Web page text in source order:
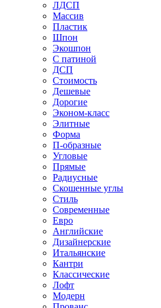
ЛДСП
Массив
Пластик
Шпон
Экошпон
С патиной
ДСП
Стоимость
Дешевые
Дорогие
Эконом-класс
Элитные
Форма
П-образные
Угловые
Прямые
Радиусные
Скошенные углы
Стиль
Современные
Евро
Английские
Дизайнерские
Итальянские
Кантри
Классические
Лофт
Модерн